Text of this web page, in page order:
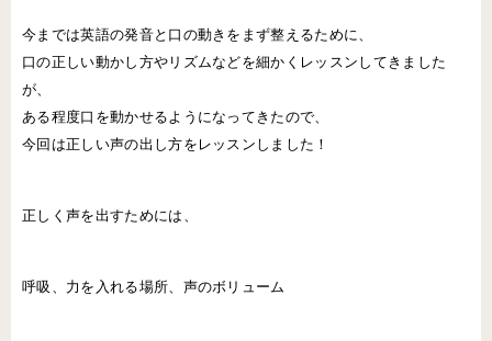
今までは英語の発音と口の動きをまず整えるために、
口の正しい動かし方やリズムなどを細かくレッスンしてきました
が、
ある程度口を動かせるようになってきたので、
今回は正しい声の出し方をレッスンしました！
正しく声を出すためには、
呼吸、力を入れる場所、声のボリューム